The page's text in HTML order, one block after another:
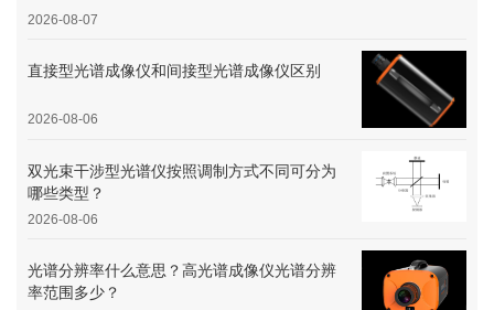
2026-08-07
直接型光谱成像仪和间接型光谱成像仪区别
2026-08-06
双光束干涉型光谱仪按照调制方式不同可分为
哪些类型？
2026-08-06
光谱分辨率什么意思？高光谱成像仪光谱分辨
率范围多少？